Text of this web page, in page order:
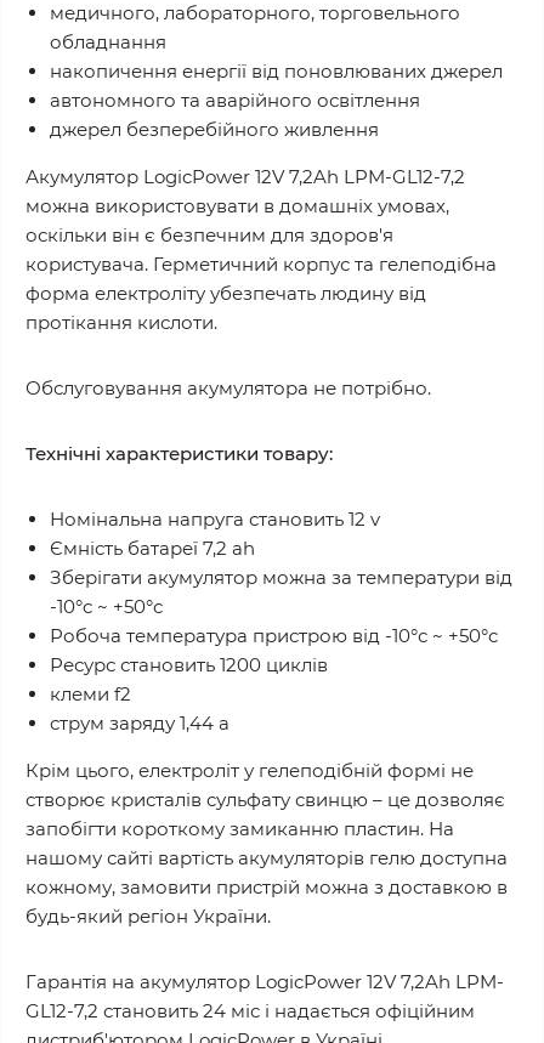
медичного, лабораторного, торговельного
обладнання
накопичення енергії від поновлюваних джерел
автономного та аварійного освітлення
джерел безперебійного живлення
Акумулятор LogicPower 12V 7,2Ah LPM-GL12-7,2
можна використовувати в домашніх умовах,
оскільки він є безпечним для здоров'я
користувача. Герметичний корпус та гелеподібна
форма електроліту убезпечать людину від
протікання кислоти.
Обслуговування акумулятора не потрібно.
Технічні характеристики товару:
Номінальна напруга становить 12 v
Ємність батареї 7,2 ah
Зберігати акумулятор можна за температури від
-10°с ~ +50°с
Робоча температура пристрою від -10°с ~ +50°с
Ресурс становить 1200 циклів
клеми f2
струм заряду 1,44 a
Крім цього, електроліт у гелеподібній формі не
створює кристалів сульфату свинцю – це дозволяє
запобігти короткому замиканню пластин. На
нашому сайті вартість акумуляторів гелю доступна
кожному, замовити пристрій можна з доставкою в
будь-який регіон України.
Гарантія на акумулятор LogicPower 12V 7,2Ah LPM-
GL12-7,2 становить 24 міс і надається офіційним